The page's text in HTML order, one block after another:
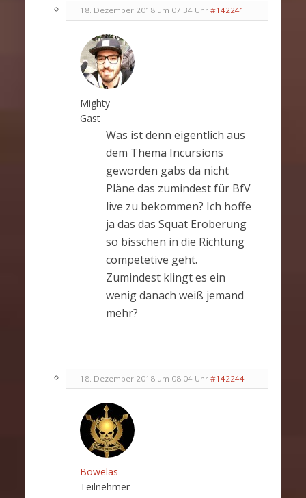
18. Dezember 2018 um 07:34 Uhr #142241
Mighty
Gast
Was ist denn eigentlich aus
dem Thema Incursions
geworden gabs da nicht
Pläne das zumindest für BfV
live zu bekommen? Ich hoffe
ja das das Squat Eroberung
so bisschen in die Richtung
competetive geht.
Zumindest klingt es ein
wenig danach weiß jemand
mehr?
18. Dezember 2018 um 08:04 Uhr #142244
Bowelas
Teilnehmer